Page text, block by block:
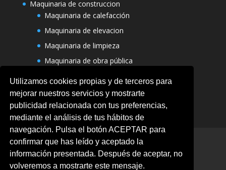
Utilizamos cookies propias y de terceros para
mejorar nuestros servicios y mostrarte
publicidad relacionada con tus preferencias,
mediante el análisis de tus hábitos de
navegación. Pulsa el botón ACEPTAR para
confirmar que has leído y aceptado la
información presentada. Después de aceptar, no
volveremos a mostrarte este mensaje.
Maquinaria de construccion
Maquinaria de calefacción
Maquinaria de elevacion
Maquinaria de limpieza
Maquinaria de obra pública
Varias maquinarias
Aviso legal Ofertas
Política de Cookies
Politica de privacidad
Términos y condiciones